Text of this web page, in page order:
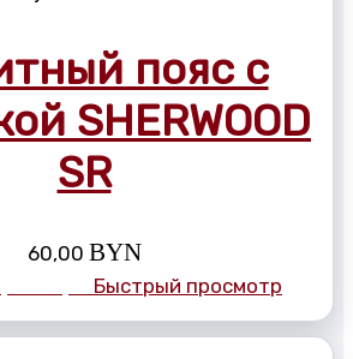
пояс с
SHERWOOD
SR
60,00 BYN
Быстрый просмотр